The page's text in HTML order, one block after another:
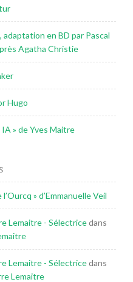
adaptation en BD par Pascal
Agatha Christie
Hugo
» de Yves Maitre
l’Ourcq » d’Emmanuelle Veil
Lemaitre - Sélectricedans
Lemaitre - Sélectricedans
Lemaitre